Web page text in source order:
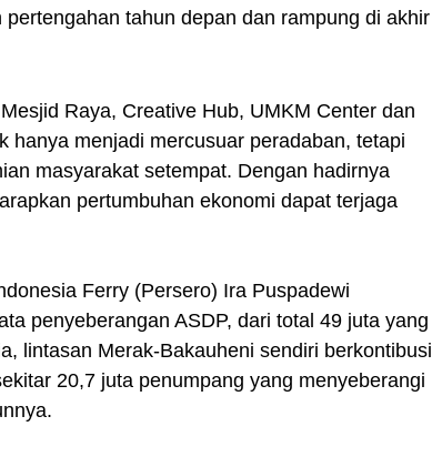
tahun depan dan rampung di akhir
Raya, Creative Hub, UMKM Center dan
hanya menjadi mercusuar peradaban, tetapi
masyarakat setempat. Dengan hadirnya
pertumbuhan ekonomi dapat terjaga
Ferry (Persero) Ira Puspadewi
penyeberangan ASDP, dari total 49 juta yang
lintasan Merak-Bakauheni sendiri berkontibusi
20,7 juta penumpang yang menyeberangi